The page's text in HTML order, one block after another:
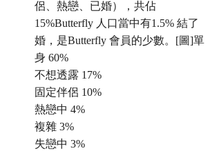
侶、熱戀、已婚），共佔
15%Butterfly 人口當中有1.5% 結了
婚，是Butterfly 會員的少數。[圖]單
身 60%
不想透露 17%
固定伴侶 10%
熱戀中 4%
複雜 3%
失戀中 3%